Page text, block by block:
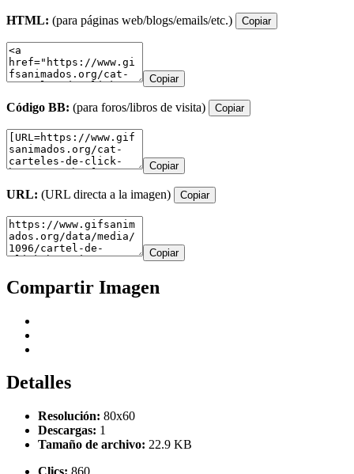
HTML: (para páginas web/blogs/emails/etc.) Copiar
Copiar
Código BB: (para foros/libros de visita) Copiar
Copiar
URL: (URL directa a la imagen) Copiar
Copiar
Compartir Imagen
Detalles
Resolución: 80x60
Descargas: 1
Tamaño de archivo: 22.9 KB